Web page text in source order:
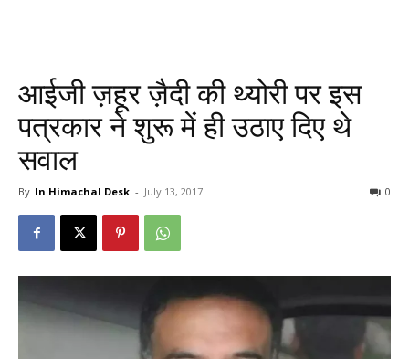
आईजी ज़हूर ज़ैदी की थ्योरी पर इस
पत्रकार ने शुरू में ही उठाए दिए थे
सवाल
By In Himachal Desk - July 13, 2017 0